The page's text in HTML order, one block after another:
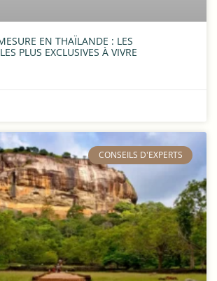
EN THAÏLANDE : LES
PLUS EXCLUSIVES À VIVRE
​CONSEILS D'EXPERTS